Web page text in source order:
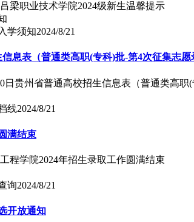
梁职业技术学院2024级新生温馨提示
学须知2024/8/21
息表（普通类高职(专科)批-第4次征集志愿
日贵州省普通高校招生信息表（普通类高职
线2024/8/21
满结束
程学院2024年招生录取工作圆满结束
询2024/8/21
开放通知